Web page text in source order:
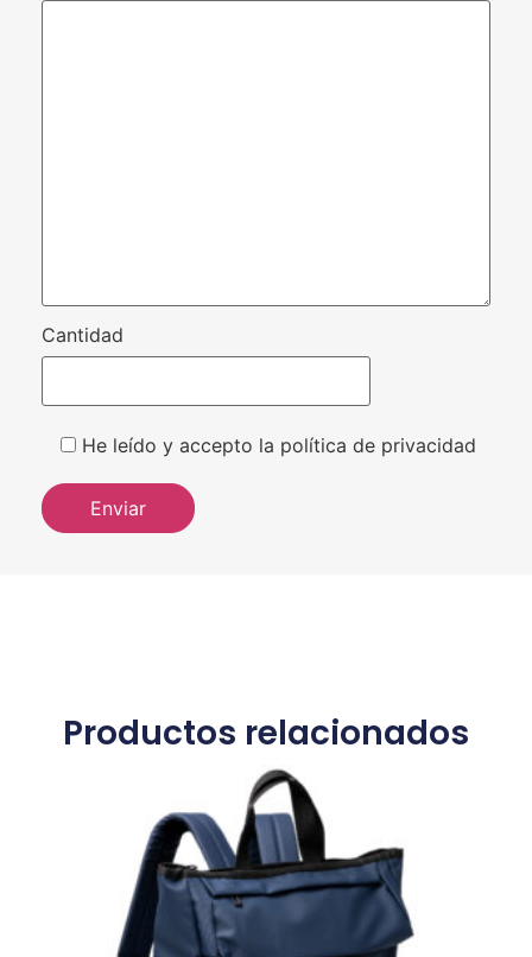
Cantidad
He leído y accepto la política de privacidad
Productos relacionados